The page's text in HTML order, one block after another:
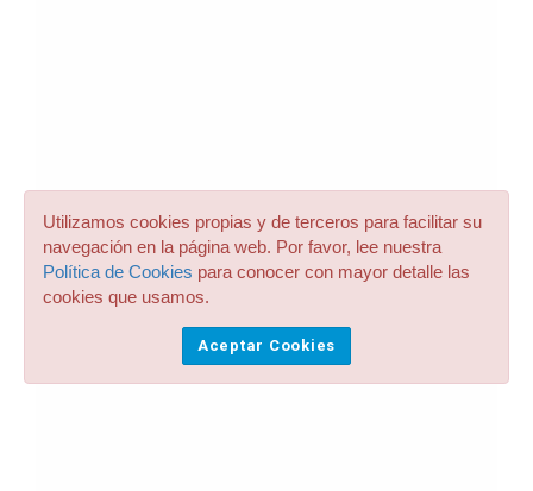
Utilizamos cookies propias y de terceros para facilitar su
navegación en la página web. Por favor, lee nuestra
Política de Cookies para conocer con mayor detalle las
cookies que usamos.
Aceptar Cookies